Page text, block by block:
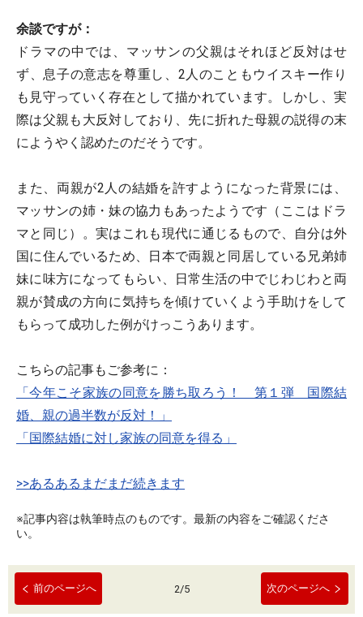
余談ですが：
ドラマの中では、マッサンの父親はそれほど反対はせ
ず、息子の意志を尊重し、2人のこともウイスキー作り
も見守っていく存在として描かれています。しかし、実
際は父親も大反対しており、先に折れた母親の説得の末
にようやく認めたのだそうです。
また、両親が2人の結婚を許すようになった背景には、
マッサンの姉・妹の協力もあったようです（ここはドラ
マと同じ）。実はこれも現代に通じるもので、自分は外
国に住んでいるため、日本で両親と同居している兄弟姉
妹に味方になってもらい、日常生活の中でじわじわと両
親が賛成の方向に気持ちを傾けていくよう手助けをして
もらって成功した例がけっこうあります。
こちらの記事もご参考に：
「今年こそ家族の同意を勝ち取ろう！ 第１弾 国際結
婚、親の過半数が反対！」
「国際結婚に対し家族の同意を得る」
>>あるあるまだまだ続きます
※記事内容は執筆時点のものです。最新の内容をご確認くださ
い。
前のページへ 2/5 次のページへ